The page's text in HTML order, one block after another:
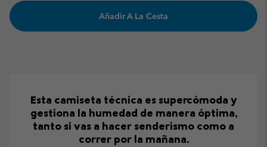
Añadir A La Cesta
Esta camiseta técnica es supercómoda y
gestiona la humedad de manera óptima,
tanto si vas a hacer senderismo como a
correr por la mañana.